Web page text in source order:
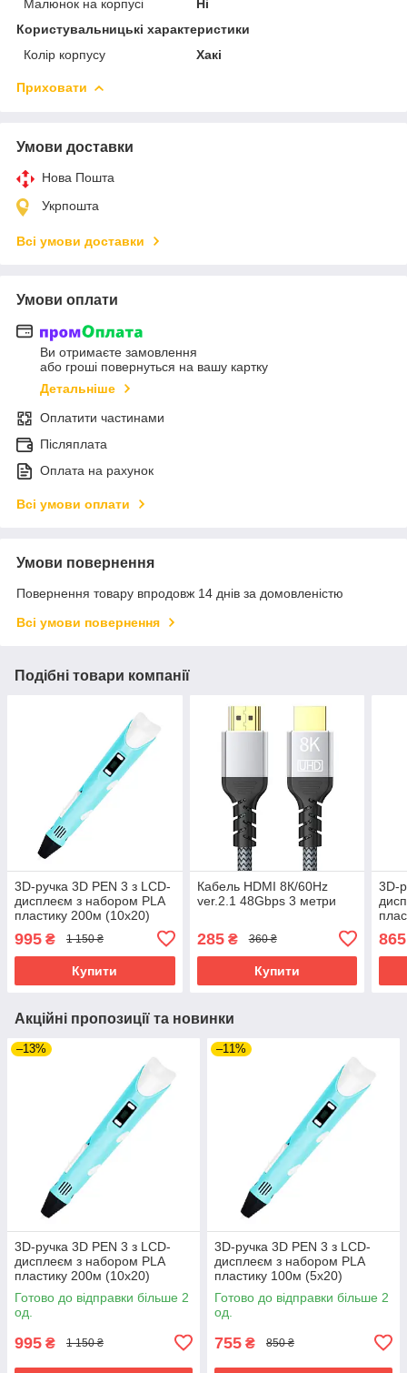
Малюнок на корпусі
Ні
Користувальницькі характеристики
Колір корпусу
Хакі
Приховати
Умови доставки
Нова Пошта
Укрпошта
Всі умови доставки
Умови оплати
Ви отримаєте замовлення
або гроші повернуться на вашу картку
Детальніше
Оплатити частинами
Післяплата
Оплата на рахунок
Всі умови оплати
Умови повернення
Повернення товару впродовж 14 днів за домовленістю
Всі умови повернення
Подібні товари компанії
3D-ручка 3D PEN 3 з LCD-
дисплеєм з набором PLA
пластику 200м (10х20)
995 ₴ 1 150 ₴
Купити
Кабель HDMI 8К/60Hz
ver.2.1 48Gbps 3 метри
285₴ 360 ₴
Купити
3D-
865
Акційні пропозиції та новинки
–13%
3D-ручка 3D PEN 3 з LCD-
дисплеєм з набором PLA
пластику 200м (10х20)
Блакитний
Готово до відправки більше 2
од.
995 ₴ 1 150 ₴
–11%
3D-ручка 3D PEN 3 з LCD-
дисплеєм з набором PLA
пластику 100м (5х20)
Блакитний
Готово до відправки більше 2
од.
755 ₴ 850 ₴